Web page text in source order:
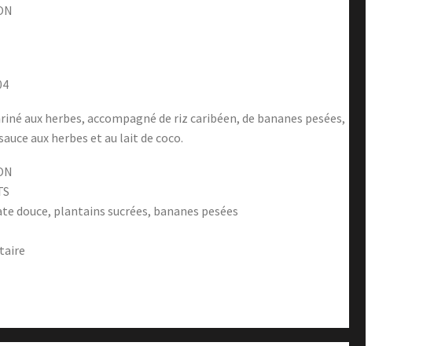
aux herbes, accompagné de riz caribéen, de bananes pesées,
aux herbes et au lait de coco.
douce, plantains sucrées, bananes pesées